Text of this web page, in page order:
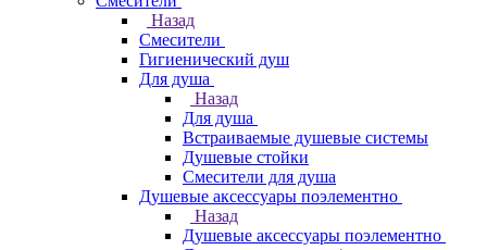
Назад
Смесители
Гигиенический душ
Для душа
Назад
Для душа
Встраиваемые душевые системы
Душевые стойки
Смесители для душа
Душевые аксессуары поэлементно
Назад
Душевые аксессуары поэлементно